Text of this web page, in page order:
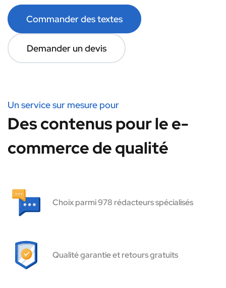
Commander des textes
Demander un devis
Un service sur mesure pour
Des contenus pour le e-
commerce de qualité
Choix parmi 978 rédacteurs spécialisés
Qualité garantie et retours gratuits